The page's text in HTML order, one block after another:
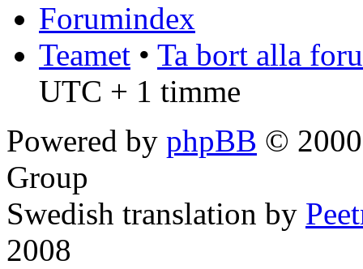
Forumindex
Teamet • Ta bort alla
UTC + 1 timme
Powered by phpBB ©
Group
Swedish translation by
2008